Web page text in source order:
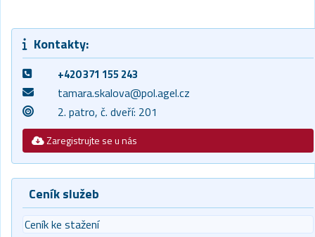
Kontakty:
+420 371 155 243
tamara.skalova@pol.agel.cz
2. patro, č. dveří: 201
Zaregistrujte se u nás
Ceník služeb
Ceník ke stažení